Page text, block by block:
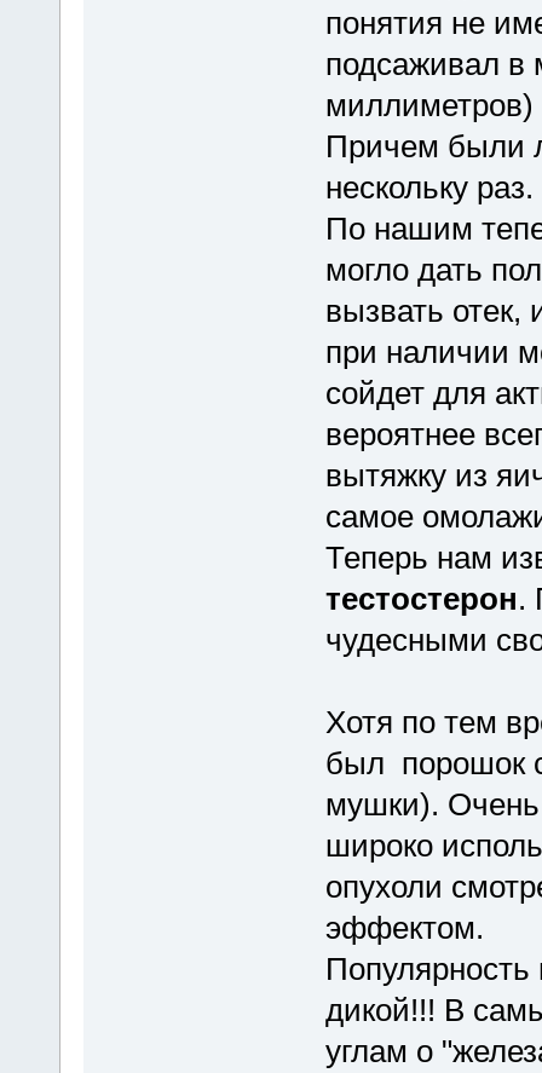
понятия не
подсаживал в
миллиметров)
Причем были
нескольку
По нашим
могло дать
вызвать отек,
при наличии
сойдет для
вероятнее
вытяжку из
самое
Теперь нам
тестостерон.
чудесными
Хотя по тем
был порошок
мушки). Очень
широко
опухоли
эффектом.
дикой!!! В
углам о